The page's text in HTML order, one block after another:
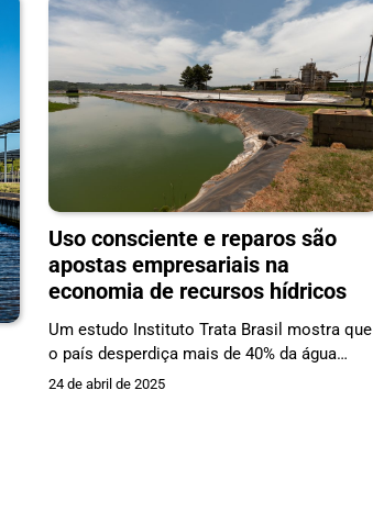
Uso consciente e reparos são
apostas empresariais na
economia de recursos hídricos
Um estudo Instituto Trata Brasil mostra que
o país desperdiça mais de 40% da água…
24 de abril de 2025